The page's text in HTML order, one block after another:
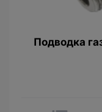
Подводка